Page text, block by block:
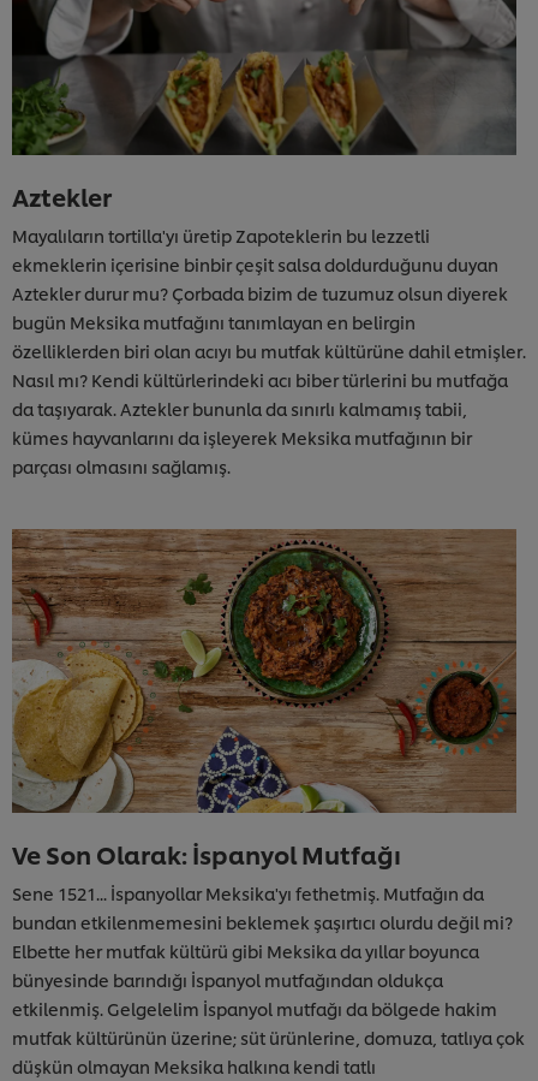
Aztekler
Mayalıların tortilla'yı üretip Zapoteklerin bu lezzetli
ekmeklerin içerisine binbir çeşit salsa doldurduğunu duyan
Aztekler durur mu? Çorbada bizim de tuzumuz olsun diyerek
bugün Meksika mutfağını tanımlayan en belirgin
özelliklerden biri olan acıyı bu mutfak kültürüne dahil etmişler.
Nasıl mı? Kendi kültürlerindeki acı biber türlerini bu mutfağa
da taşıyarak. Aztekler bununla da sınırlı kalmamış tabii,
kümes hayvanlarını da işleyerek Meksika mutfağının bir
parçası olmasını sağlamış.
Ve Son Olarak: İspanyol Mutfağı
Sene 1521... İspanyollar Meksika'yı fethetmiş. Mutfağın da
bundan etkilenmemesini beklemek şaşırtıcı olurdu değil mi?
Elbette her mutfak kültürü gibi Meksika da yıllar boyunca
bünyesinde barındığı İspanyol mutfağından oldukça
etkilenmiş. Gelgelelim İspanyol mutfağı da bölgede hakim
mutfak kültürünün üzerine; süt ürünlerine, domuza, tatlıya çok
düşkün olmayan Meksika halkına kendi tatlı